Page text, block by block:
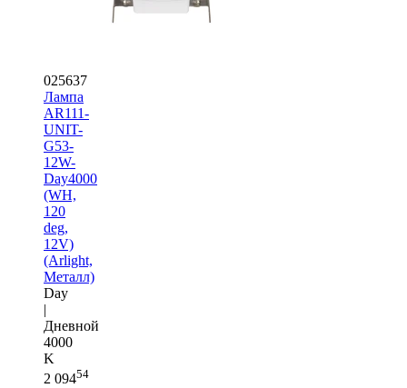
025637
Лампа
AR111-
UNIT-
G53-
12W-
Day4000
(WH,
120
deg,
12V)
(Arlight,
Металл)
Day
|
Дневной
4000
K
2 09454